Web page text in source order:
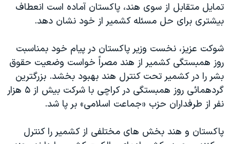
گالری عکس
آرشیو پخش زنده
اعتراضات زن، زندگی، آزادی
مجموعه مستندهای دادخواهی
تریبونال مردمی آبان ۹۸
دادگاه حمید نوری
چهل سال گروگان‌گیری
قانون شفافیت دارائی کادر رهبری ایران
اسرائیل در جنگ
تمايل متقابل از سوی هند، پاکستان آماده است انعطاف
بيشتری برای حل مسئله کشمير از خود نشان دهد.
شوکت عزيز، نخست وزير پاکستان در پيام خود بمناسبت
روز همبستگی کشمير از هند مصراً خواست وضعيت حقوق
بشر را در کشمير تحت کنترل هند بهبود بخشد. بزرگترين
گردهمائی روز همبستگی در کراچی با شرکت بيش از ۵ هزار
نفر از طرفداران حزب «جماعت اسلامی» بر پا شد.
پاکستان و هند بخش های مختلفی از کشمير را کنترل